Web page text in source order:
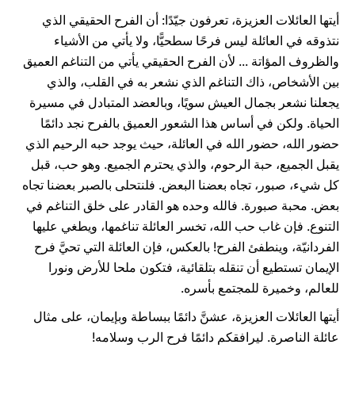
أيتها العائلات العزيزة، تعرفون جيّدًا: أن الفرح الحقيقي الذي
نتذوقه في العائلة ليس فرحًا سطحيًّا، ولا يأتي من الأشياء
والظروف المؤاتة ... لأن الفرح الحقيقي يأتي من التناغم العميق
بين الأشخاص، ذاك التناغم الذي نشعر به في القلب، والذي
يجعلنا نشعر بجمال العيش سويًا، وبالعضد المتبادل في مسيرة
الحياة. ولكن في أساس هذا الشعور العميق بالفرح نجد دائمًا
حضور الله، حضور الله في العائلة، حيث يوجد حبه الرحيم الذي
يقبل الجميع، حبة الرحوم، والذي يحترم الجميع. وهو حب، قبل
كل شيء، صبور، تجاه بعضنا البعض. فلنتحلى بالصبر بعضنا تجاه
بعض. محبة صبورة. فالله وحده هو القادر على خلق التناغم في
التنوع. فإن غاب حب الله، تخسر العائلة تناغمها، ويطغي عليها
الفردانيّة، وينطفئ الفرح! بالعكس، فإن العائلة التي تحيَّ فرح
الإيمان تستطيع أن تنقله بتلقائية، فتكون ملحا للأرض ونورا
للعالم، وخميرة للمجتمع بأسره.
أيتها العائلات العزيزة، عشنَّ دائمًا ببساطة وبإيمان، على مثال
عائلة الناصرة. ليرافقكم دائمًا فرح الرب وسلامه!